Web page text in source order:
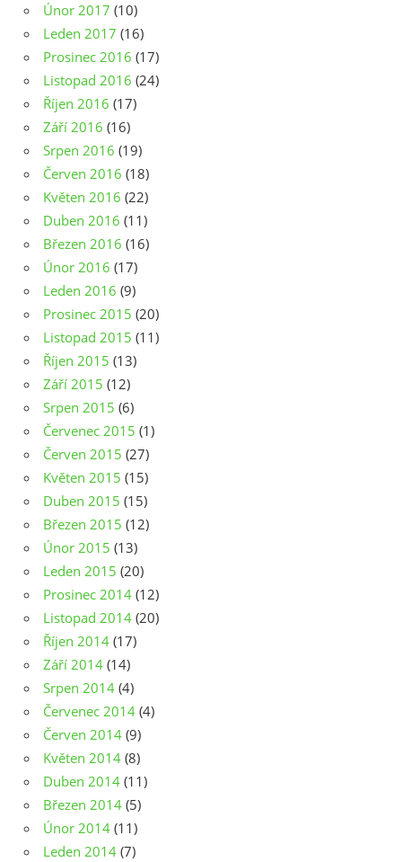
Únor 2017 (10)
Leden 2017 (16)
Prosinec 2016 (17)
Listopad 2016 (24)
Říjen 2016 (17)
Září 2016 (16)
Srpen 2016 (19)
Červen 2016 (18)
Květen 2016 (22)
Duben 2016 (11)
Březen 2016 (16)
Únor 2016 (17)
Leden 2016 (9)
Prosinec 2015 (20)
Listopad 2015 (11)
Říjen 2015 (13)
Září 2015 (12)
Srpen 2015 (6)
Červenec 2015 (1)
Červen 2015 (27)
Květen 2015 (15)
Duben 2015 (15)
Březen 2015 (12)
Únor 2015 (13)
Leden 2015 (20)
Prosinec 2014 (12)
Listopad 2014 (20)
Říjen 2014 (17)
Září 2014 (14)
Srpen 2014 (4)
Červenec 2014 (4)
Červen 2014 (9)
Květen 2014 (8)
Duben 2014 (11)
Březen 2014 (5)
Únor 2014 (11)
Leden 2014 (7)